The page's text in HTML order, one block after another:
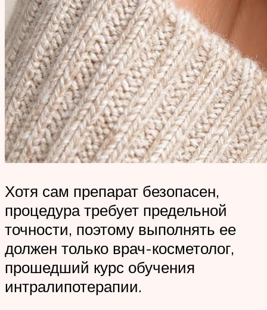
Хотя сам препарат безопасен,
процедура требует предельной
точности, поэтому выполнять ее
должен только врач-косметолог,
прошедший курс обучения
интралипотерапии.